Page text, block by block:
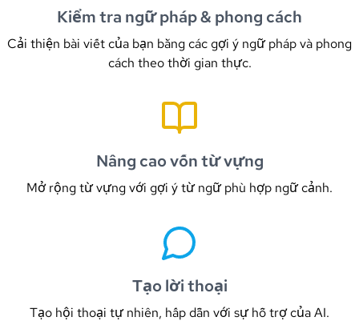
Kiểm tra ngữ pháp & phong cách
Cải thiện bài viết của bạn bằng các gợi ý ngữ pháp và phong
cách theo thời gian thực.
Nâng cao vốn từ vựng
Mở rộng từ vựng với gợi ý từ ngữ phù hợp ngữ cảnh.
Tạo lời thoại
Tạo hội thoại tự nhiên, hấp dẫn với sự hỗ trợ của AI.